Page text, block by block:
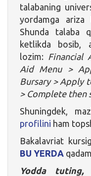
talabaning
yordamga ariza
Shunda talaba
ketlikda bosib,
lozim: Financial
Aid Menu >
Bursary > Apply
> Complete then
Shuningdek,
profilini ham
Bakalavriat
BU YERDA
Yodda tuting,